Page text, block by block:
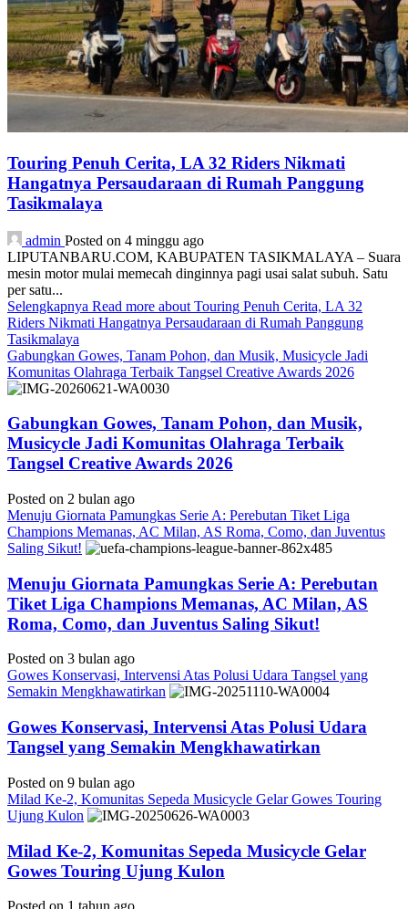
Touring Penuh Cerita, LA 32 Riders Nikmati
Hangatnya Persaudaraan di Rumah Panggung
Tasikmalaya
admin Posted on 4 minggu ago
LIPUTANBARU.COM, KABUPATEN TASIKMALAYA – Suara
mesin motor mulai memecah dinginnya pagi usai salat subuh. Satu
per satu...
Selengkapnya Read more about Touring Penuh Cerita, LA 32
Riders Nikmati Hangatnya Persaudaraan di Rumah Panggung
Tasikmalaya
Gabungkan Gowes, Tanam Pohon, dan Musik, Musicycle Jadi
Komunitas Olahraga Terbaik Tangsel Creative Awards 2026
Gabungkan Gowes, Tanam Pohon, dan Musik,
Musicycle Jadi Komunitas Olahraga Terbaik
Tangsel Creative Awards 2026
Posted on 2 bulan ago
Menuju Giornata Pamungkas Serie A: Perebutan Tiket Liga
Champions Memanas, AC Milan, AS Roma, Como, dan Juventus
Saling Sikut!
Menuju Giornata Pamungkas Serie A: Perebutan
Tiket Liga Champions Memanas, AC Milan, AS
Roma, Como, dan Juventus Saling Sikut!
Posted on 3 bulan ago
Gowes Konservasi, Intervensi Atas Polusi Udara Tangsel yang
Semakin Mengkhawatirkan
Gowes Konservasi, Intervensi Atas Polusi Udara
Tangsel yang Semakin Mengkhawatirkan
Posted on 9 bulan ago
Milad Ke-2, Komunitas Sepeda Musicycle Gelar Gowes Touring
Ujung Kulon
Milad Ke-2, Komunitas Sepeda Musicycle Gelar
Gowes Touring Ujung Kulon